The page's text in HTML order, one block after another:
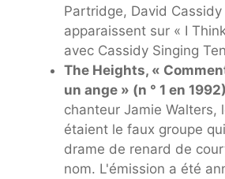
Partridge, David
apparaissent sur « I
avec Cassidy Singing
The Heights, «
un ange » (n ° 1 en
chanteur Jamie Walters,
étaient le faux groupe
drame de renard de
nom. L'émission a été